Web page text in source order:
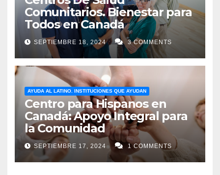
Comunitarios. Bienestar para
Todos en Canadá
SEPTIEMBRE 18, 2024 3 COMMENTS
AYUDA AL LATINO. INSTITUCIONES QUE AYUDAN
Centro para Hispanos en
Canadá: Apoyo Integral para
la Comunidad
SEPTIEMBRE 17, 2024 1 COMMENTS